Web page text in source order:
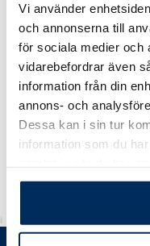
Vi använder
och annonserna till
för sociala medier och
vidarebefordrar även
information från din
annons- och
Dessa kan i sin tur
information som du
Diameter 70 mm
Gänga /
Kork
28/410
Tel. +358 (0)19 5215 200